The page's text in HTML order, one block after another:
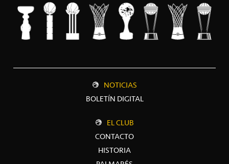
NOTICIAS
BOLETÍN DIGITAL
EL CLUB
CONTACTO
HISTORIA